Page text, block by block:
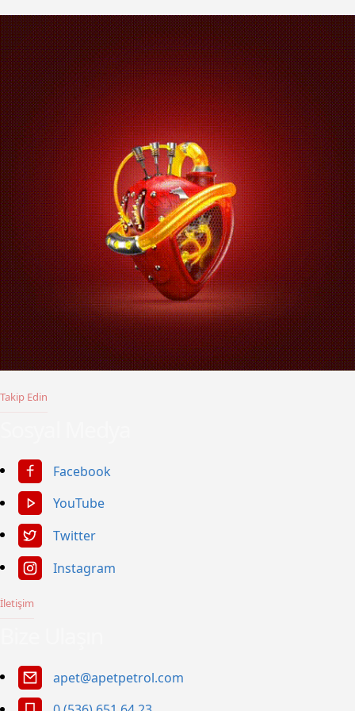
Takip Edin
Facebook
YouTube
Twitter
Instagram
İletişim
apet@apetpetrol.com